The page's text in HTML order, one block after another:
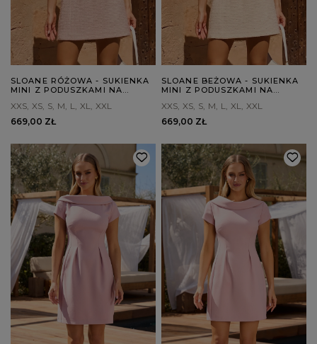
SLOANE RÓŻOWA - SUKIENKA
MINI Z PODUSZKAMI NA
XXS XS S M L XL
XXL
669,00 ZŁ
SLOANE BEŻOWA - SUKIENKA
MINI Z PODUSZKAMI NA
XXS XS S M L XL
XXL
669,00 ZŁ